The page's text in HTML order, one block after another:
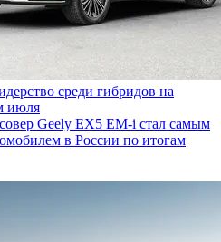
среди гибридов на
июля
Geely EX5 EM-i стал самым
в России по итогам